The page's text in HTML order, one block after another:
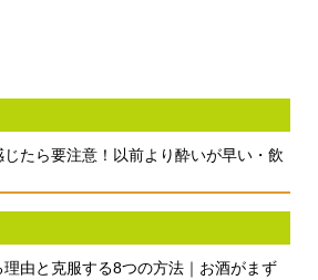
たら要注意！以前より酔いが早い・飲
由と克服する8つの方法｜お酒がまず